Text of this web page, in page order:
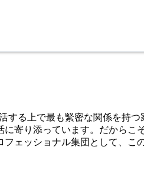
る上で最も緊密な関係を持つ
寄り添っています。だからこ
ェッショナル集団として、こ